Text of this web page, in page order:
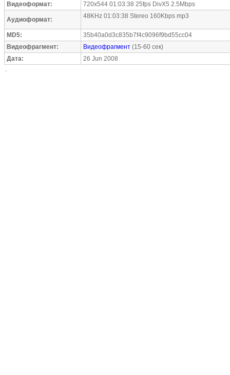
Видеоформат:
720x544 01:03:38 25fps DivX5 2.5Mbps
Аудиоформат: 48KHz 01:03:38 Stereo 160Kbps mp3
MD5:
35b40a0d3c835b7f4c9096f9bd55cc04
Видеофрагмент:
Видеофрагмент (15-60 сек)
Дата:
26 Jun 2008